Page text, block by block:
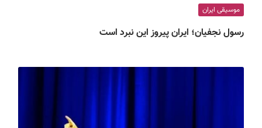
موسیقی ایران
رسول نجفیان؛ ایران پیروز این نبرد است